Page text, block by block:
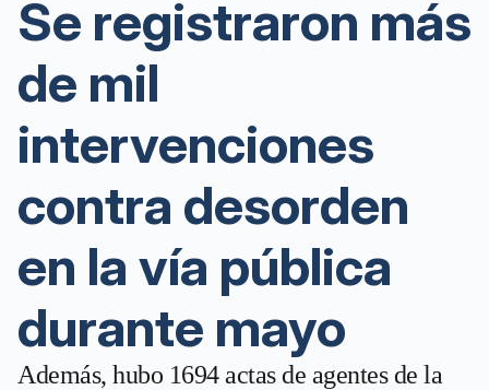
Se registraron más
de mil
intervenciones
contra desorden
en la vía pública
durante mayo
Además, hubo 1694 actas de agentes de la